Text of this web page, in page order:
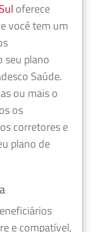
oferece
você tem um
seu plano
Saúde.
ou mais o
os
corretores e
plano de
e compatível,